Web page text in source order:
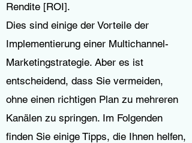
Rendite [ROI].
Dies sind einige der Vorteile der
Implementierung einer Multichannel-
Marketingstrategie. Aber es ist
entscheidend, dass Sie vermeiden,
ohne einen richtigen Plan zu mehreren
Kanälen zu springen. Im Folgenden
finden Sie einige Tipps, die Ihnen helfen,